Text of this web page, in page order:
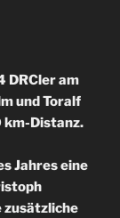
DRCler am
und Toralf
km-Distanz.
Jahres eine
zusätzliche